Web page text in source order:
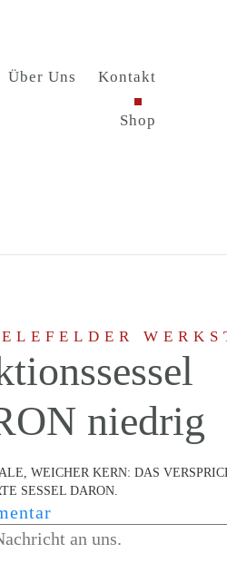
Über Uns Kontakt
Shop
niedrig
WEICHER KERN: DAS
SESSEL DARON.